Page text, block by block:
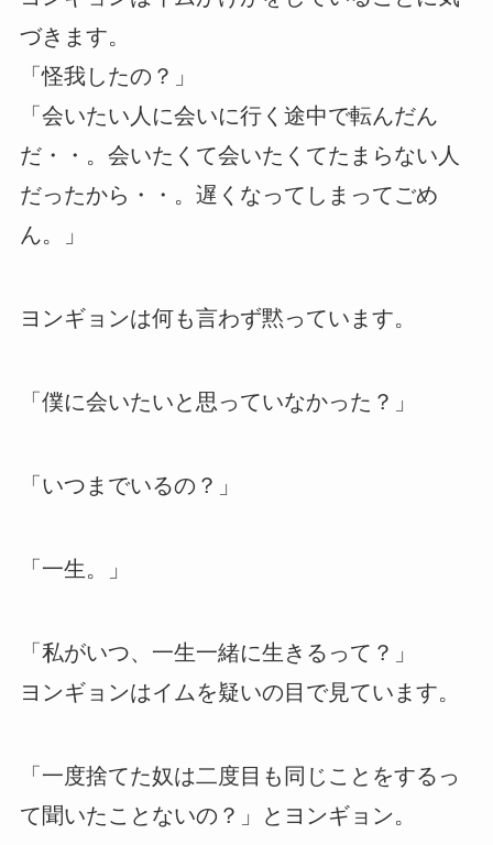
づきます。
「怪我したの？」
「会いたい人に会いに行く途中で転んだん
だ・・。会いたくて会いたくてたまらない人
だったから・・。遅くなってしまってごめ
ん。」
ヨンギョンは何も言わず黙っています。
「僕に会いたいと思っていなかった？」
「いつまでいるの？」
「一生。」
「私がいつ、一生一緒に生きるって？」
ヨンギョンはイムを疑いの目で見ています。
「一度捨てた奴は二度目も同じことをするっ
て聞いたことないの？」とヨンギョン。